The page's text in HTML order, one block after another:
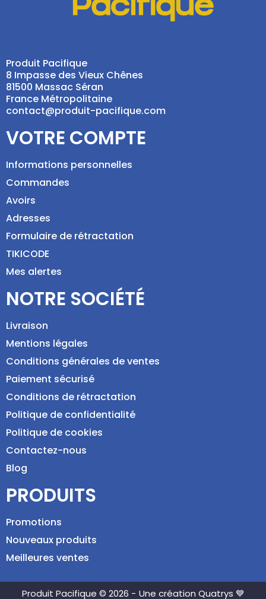
Produit Pacifique
8 Impasse des Vieux Chênes
81500 Massac Séran
France Métropolitaine
contact@produit-pacifique.com
VOTRE COMPTE
Informations personnelles
Commandes
Avoirs
Adresses
Formulaire de rétractation
TIKICODE
Mes alertes
NOTRE SOCIÉTÉ
Livraison
Mentions légales
Conditions générales de ventes
Paiement sécurisé
Conditions de rétractation
Politique de confidentialité
Politique de cookies
Contactez-nous
Blog
PRODUITS
Promotions
Nouveaux produits
Meilleures ventes
Produit Pacifique © 2026 - Une création Quatrys 💙